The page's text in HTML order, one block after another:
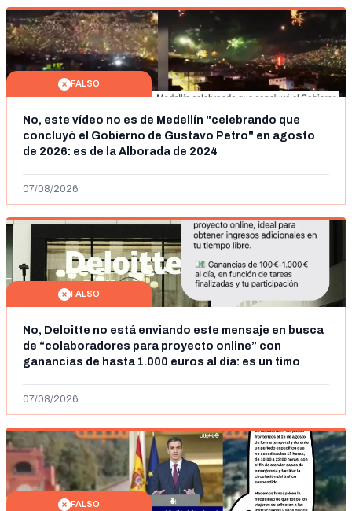
FALSO
No, este vídeo no es de Medellín "celebrando que
concluyó el Gobierno de Gustavo Petro" en agosto
de 2026: es de la Alborada de 2024
07/08/2026
FALSO
No, Deloitte no está enviando este mensaje en busca
de “colaboradores para proyecto online” con
ganancias de hasta 1.000 euros al día: es un timo
07/08/2026
FALSO